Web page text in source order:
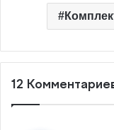
12